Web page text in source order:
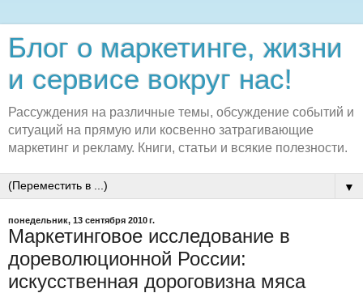
Блог о маркетинге, жизни
и сервисе вокруг нас!
Рассуждения на различные темы, обсуждение событий и
ситуаций на прямую или косвенно затрагивающие
маркетинг и рекламу. Книги, статьи и всякие полезности.
▼
понедельник, 13 сентября 2010 г.
Маркетинговое исследование в
дореволюционной России:
искусственная дороговизна мяса